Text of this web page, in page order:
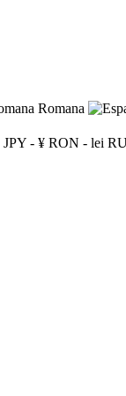
Romana
JPY - ¥ RON - lei